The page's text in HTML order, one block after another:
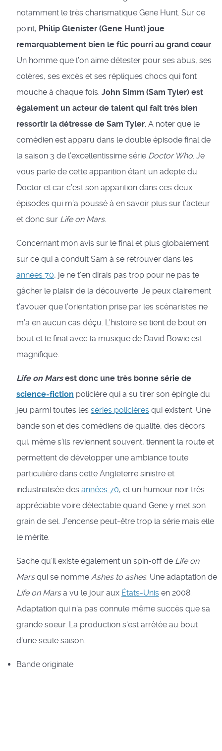
notamment le très charismatique Gene Hunt. Sur ce
point, Philip Glenister (Gene Hunt) joue
remarquablement bien le flic pourri au grand cœur.
Un homme que l’on aime détester pour ses abus, ses
colères, ses excès et ses répliques chocs qui font
mouche à chaque fois. John Simm (Sam Tyler) est
également un acteur de talent qui fait très bien
ressortir la détresse de Sam Tyler. A noter que le
comédien est apparu dans le double épisode final de
la saison 3 de l’excellentissime série Doctor Who. Je
vous parle de cette apparition étant un adepte du
Doctor et car c’est son apparition dans ces deux
épisodes qui m’a poussé à en savoir plus sur l’acteur
et donc sur Life on Mars.
Concernant mon avis sur le final et plus globalement
sur ce qui a conduit Sam à se retrouver dans les
années 70, je ne t'en dirais pas trop pour ne pas te
gâcher le plaisir de la découverte. Je peux clairement
t'avouer que l’orientation prise par les scénaristes ne
m’a en aucun cas déçu. L’histoire se tient de bout en
bout et le final avec la musique de David Bowie est
magnifique.
Life on Marsest donc une très bonne série de
science-fiction policière qui a su tirer son épingle du
jeu parmi toutes les séries policièresqui existent. Une
bande son et des comédiens de qualité, des décors
qui, même s’ils reviennent souvent, tiennent la route et
permettent de développer une ambiance toute
particulière dans cette Angleterre sinistre et
industrialisée des années 70, et un humour noir très
appréciable voire délectable quand Gene y met son
grain de sel. J’encense peut-être trop la série mais elle
le mérite.
Sache qu’il existe également un spin-off de Life on
Marsqui se nomme Ashes to ashes. Une adaptation de
Life on Marsa vu le jour aux États-Unisen 2008.
Adaptation qui n'a pas connule même succès que sa
grande soeur. La production s'est arrêtée au bout
d'une seule saison.
Bande originale